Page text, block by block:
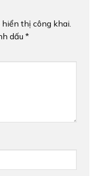
thị công khai.
dấu *